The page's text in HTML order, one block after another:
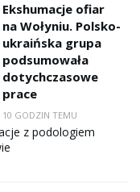
Ekshumacje ofiar
na Wołyniu. Polsko-
ukraińska grupa
podsumowała
dotychczasowe
prace
10 GODZIN TEMU
z podologiem